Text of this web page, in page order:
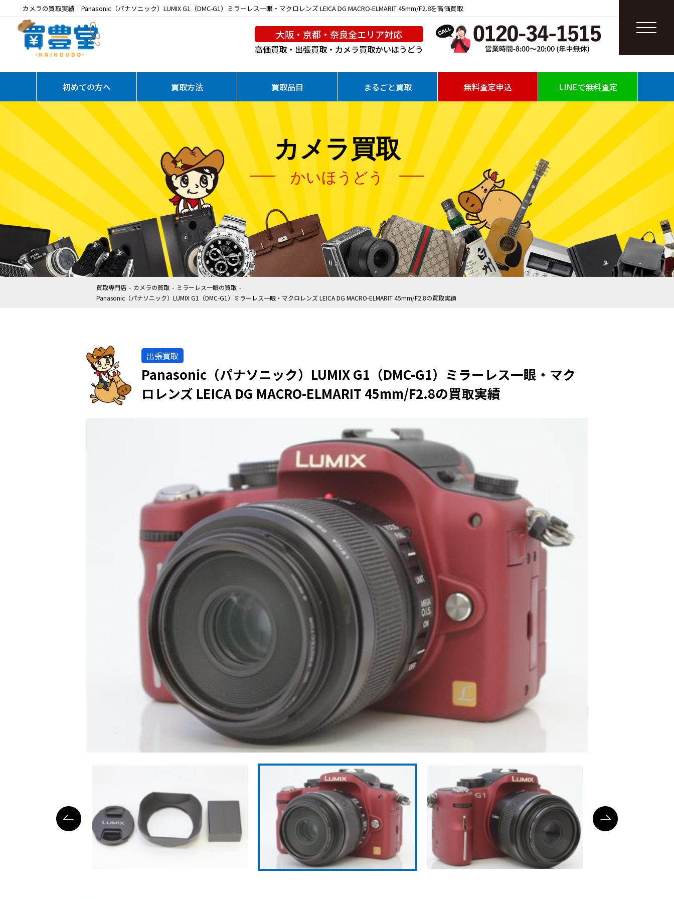
カメラの買取実績｜Panasonic（パナソニック）LUMIX G1（DMC-G1）ミラーレス一眼・マクロレンズ LEICA DG MACRO-ELMARIT 45mm/F2.8を高価買取
大阪・京都・奈良全エリア対応
高価買取・出張買取・カメラ買取かいほうどう
初めての方へ 買取方法 買取品目 まるごと買取 無料査定申込 LINEで無料査定
カメラ買取
かいほうどう
買取専門店 カメラの買取
ミラーレス一眼の買取
Panasonic（パナソニック）LUMIX G1（DMC-G1）ミラーレス一眼・マクロレンズ LEICA DG MACRO-ELMARIT 45mm/F2.8の買取実績
出張買取
Panasonic（パナソニック）LUMIX G1（DMC-G1）ミラーレス一眼・マク
ロレンズ LEICA DG MACRO-ELMARIT 45mm/F2.8の買取実績